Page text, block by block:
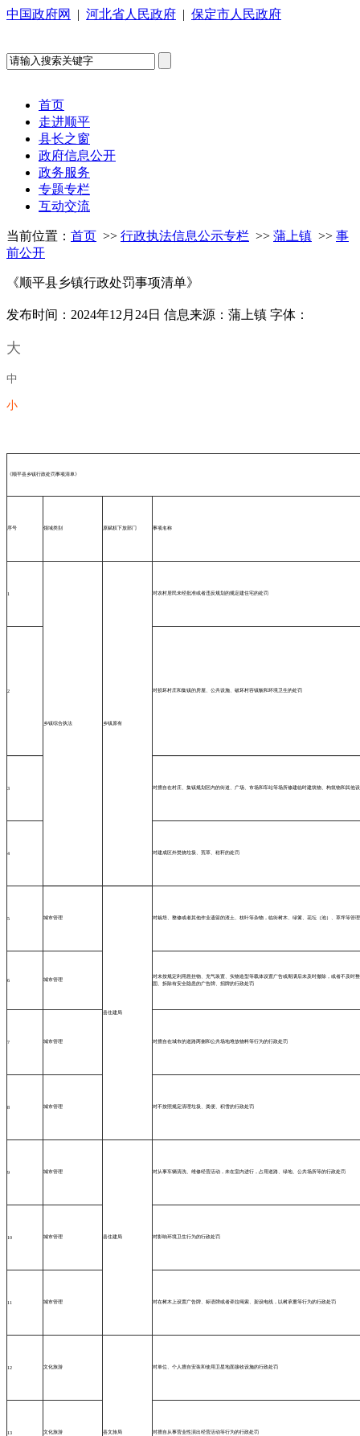
中国政府网 | 河北省人民政府 | 保定市人民政府
首页
走进顺平
县长之窗
政府信息公开
政务服务
专题专栏
互动交流
当前位置： 首页 >> 行政执法信息公示专栏 >> 蒲上镇 >> 事
前公开
《顺平县乡镇行政处罚事项清单》
发布时间：2024年12月24日 信息来源：蒲上镇 字体：
大
中
小
《顺平县乡镇行政处罚事项清单》
序号 领域类别 原赋权下放部门 事项名称
1
乡镇综合执法 乡镇原有
对农村居民未经批准或者违反规划的规定建住宅的处罚
2 对损坏村庄和集镇的房屋、公共设施、破坏村容镇貌和环境卫生的处罚
3 对擅自在村庄、集镇规划区内的街道、广场、市场和车站等场所修建临时建筑物、构筑物和其他
4 对建成区外焚烧垃圾、荒草、秸秆的处罚
5 城市管理
县住建局
对栽培、整修或者其他作业遗留的渣土、枝叶等杂物，临街树木、绿篱、花坛（池）、草坪等管
6 城市管理
对未按规定利用悬挂物、充气装置、实物造型等载体设置广告或期满后未及时撤除，或者不及时
固、拆除有安全隐患的广告牌、招牌的行政处罚
7 城市管理 对擅自在城市的道路两侧和公共场地堆放物料等行为的行政处罚
8 城市管理 对不按照规定清理垃圾、粪便、积雪的行政处罚
9 城市管理
县住建局
对从事车辆清洗、维修经营活动，未在室内进行，占用道路、绿地、公共场所等的行政处罚
10 城市管理 对影响环境卫生行为的行政处罚
11 城市管理 对在树木上设置广告牌、标语牌或者牵拉绳索、架设电线，以树承重等行为的行政处罚
12 文化旅游
县文旅局
对单位、个人擅自安装和使用卫星地面接收设施的行政处罚
13 文化旅游 对擅自从事营业性演出经营活动等行为的行政处罚